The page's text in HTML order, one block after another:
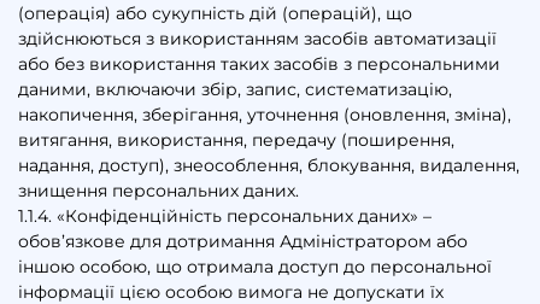
(операція) або сукупність дій (операцій), що
здійснюються з використанням засобів автоматизації
або без використання таких засобів з персональними
даними, включаючи збір, запис, систематизацію,
накопичення, зберігання, уточнення (оновлення, зміна),
витягання, використання, передачу (поширення,
надання, доступ), знеособлення, блокування, видалення,
знищення персональних даних.
1.1.4. «Конфіденційність персональних даних» –
обов’язкове для дотримання Адміністратором або
іншою особою, що отримала доступ до персональної
інформації цією особою вимога не допускати їх